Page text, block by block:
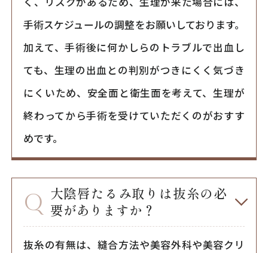
手術スケジュールの調整をお願いしております。
加えて、手術後に何かしらのトラブルで出血し
ても、生理の出血との判別がつきにくく気づき
にくいため、安全面と衛生面を考えて、生理が
終わってから手術を受けていただくのがおすす
めです。
大陰唇たるみ取りは抜糸の必
要がありますか？
抜糸の有無は、縫合方法や美容外科や美容クリ